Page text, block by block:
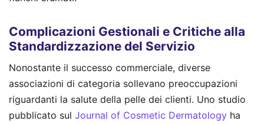
Complicazioni Gestionali e Critiche alla
Standardizzazione del Servizio
Nonostante il successo commerciale, diverse
associazioni di categoria sollevano preoccupazioni
riguardanti la salute della pelle dei clienti. Uno studio
pubblicato sul Journal of Cosmetic Dermatology ha